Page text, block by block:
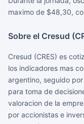
maximo de $48,30,
Sobre el Cresud
Cresud (CRES) es
los indicadores mas
argentino, seguido
para toma de
valoracion de la
por accionistas e